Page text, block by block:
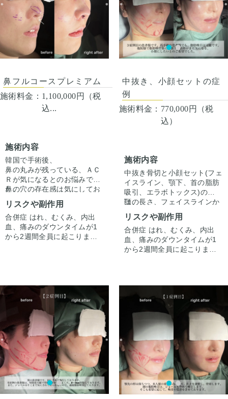
なので、他院様修正であって
も、骨切ラインが、
神経から距離が確保できれ
ば、さらに顎を小さくするこ
とは可能です。
顔の余白を改善することは、
おります。
輪郭形成により、
各パーツが良い意味で際立
ち、より素敵になります。
は責任を持って当院で治療し
ます。仕上がりには個人差が
あるので、手術を受けた人全
員がこの写真の様な変化をす
るわけではありませんのでご
注意下さい。カウンセリング
上でその方一人一人の状態を
ふまえて、治療法をご提案し
ます。
を改善させました。
真の様な変化をするわけでは
ありませんのでご注意下さ
い。カウンセリングにて、診
察させていただいた上でその
方一人一人の状態をふまえ
て、治療法をご提案します
鼻フルコースプレミアム
施術料金： 1,100,000円（税
込...
施術内容
韓国で手術後、
鼻の丸みが残っている、ＡＣ
Ｒが気になるとのお悩みでし
た。
openアプローチにて、
鼻骨骨切、鼻尖形成、鼻翼挙
上にて、正面から見た鼻の横
幅を各部位全て改善させたの
ちに、
鼻の穴の存在感は気にしてお
られなかったため、
鼻孔縁下降は施行しておりま
せん。
リスクや副作用
合併症 はれ、むくみ、内出
血、痛みのダウンタイムが1
から2週間全員に起こりま
週間くらいで目立たなくなり
ます。稀に感染があります
が、そのような際は責任を持
って当院で治療します。仕上
がりには個人差があるので、
手術を受けた人全員がこの写
真の様な変化をするわけでは
ありませんのでご注意下さ
い。カウンセリングにて、診
察させていただいた上でその
方一人一人の状態をふまえ
て、治療法をご提案します
中抜き、小顔セットの症
例
施術料金： 770,000円（税
込）
施術内容
中抜き骨切と小顔セット(フェ
イスライン、顎下、首の脂肪
吸引、エラボトックス)の併用
は、
劇的に小顔になれるコストパ
フォーマンスの高い手術の一
つです。
顎の長さ、フェイスラインか
ら顎下のもたつきが気になる
患者様は、上記の手術で劇的
に小顔なります。
・Vラインまではダウンタイ
ムが長いので施行したくな
い。
りたい。
リスクや副作用
合併症 はれ、むくみ、内出
血、痛みのダウンタイムが1
から2週間全員に起こりま
になります。内出血は平均2
週間くらいで目立たなくなり
ます。顎先や下唇の痺れが出
ることがあります。多くは通
常1ヶ月以内に改善します。
脂肪を吸ったところは1から3
ヶ月ツッパリ感がでます。ツ
ッパリ感が出ても動かして大
丈夫です。稀に感染がありま
すが、そのような際は責任を
持って当院で治療します。仕
上がりには個人差があるの